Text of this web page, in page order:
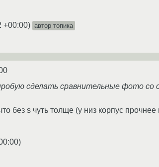
+00:00) автор топика
сделать сравнительные фото со
без s чуть толще (у низ корпус
)